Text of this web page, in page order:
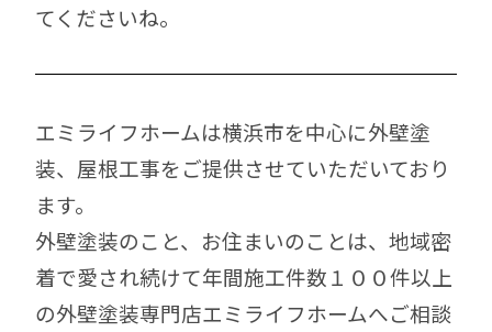
てくださいね。
エミライフホームは横浜市を中心に外壁塗
装、屋根工事をご提供させていただいており
ます。
外壁塗装のこと、お住まいのことは、地域密
着で愛され続けて年間施工件数１００件以上
の外壁塗装専門店エミライフホームへご相談